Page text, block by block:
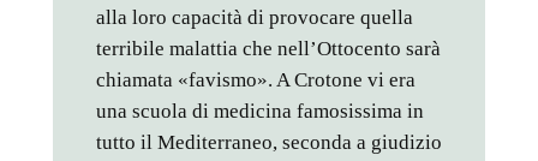
alla loro capacità di provocare quella
terribile malattia che nell’Ottocento sarà
chiamata «favismo». A Crotone vi era
una scuola di medicina famosissima in
tutto il Mediterraneo, seconda a giudizio